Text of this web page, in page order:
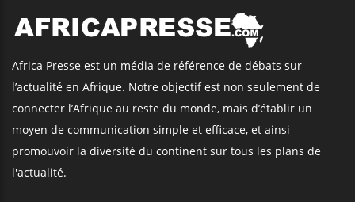
Africa Presse est un média de référence de débats sur
l’actualité en Afrique. Notre objectif est non seulement de
connecter l’Afrique au reste du monde, mais d’établir un
moyen de communication simple et efficace, et ainsi
promouvoir la diversité du continent sur tous les plans de
l'actualité.